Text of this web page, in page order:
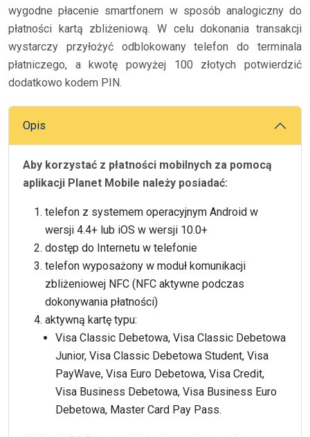
wygodne płacenie smartfonem w sposób analogiczny do
płatności kartą zbliżeniową. W celu dokonania transakcji
wystarczy przyłożyć odblokowany telefon do terminala
płatniczego, a kwotę powyżej 100 złotych potwierdzić
dodatkowo kodem PIN.
Opis
Aby korzystać z płatności mobilnych za pomocą
aplikacji Planet Mobile należy posiadać:
telefon z systemem operacyjnym Android w
wersji 4.4+ lub iOS w wersji 10.0+
dostęp do Internetu w telefonie
telefon wyposażony w moduł komunikacji
zbliżeniowej NFC (NFC aktywne podczas
dokonywania płatności)
aktywną kartę typu:
Visa Classic Debetowa, Visa Classic Debetowa
Junior, Visa Classic Debetowa Student, Visa
PayWave, Visa Euro Debetowa, Visa Credit,
Visa Business Debetowa, Visa Business Euro
Debetowa, Master Card Pay Pass.